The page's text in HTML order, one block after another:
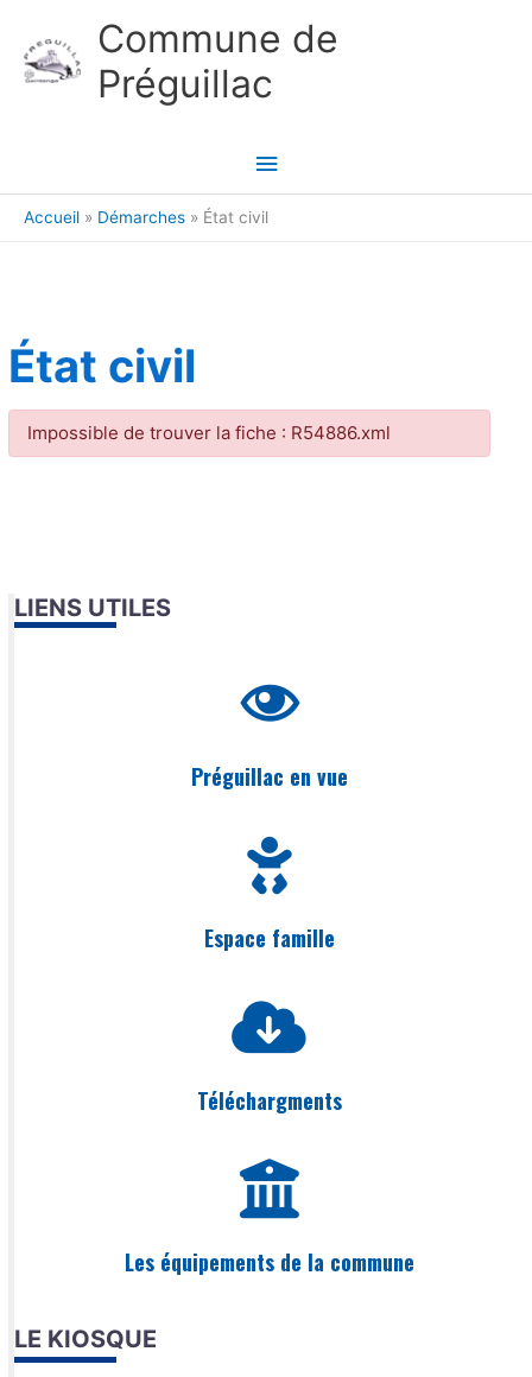
Commune de
Préguillac
Menu
principal
Accueil Démarches État civil
État civil
Impossible de trouver la fiche : R54886.xml
LIENS UTILES
Préguillac en vue
Espace famille
Téléchargments
Les équipements de la commune
LE KIOSQUE